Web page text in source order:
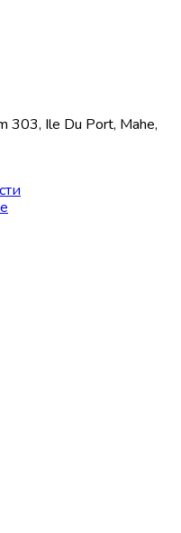
303, Ile Du Port, Mahe,